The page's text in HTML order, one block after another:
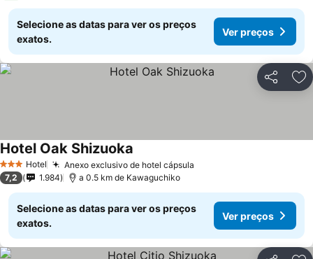
Selecione as datas para ver os preços
exatos.
Ver preços
Partilhar
3 EstrelasHotel Anexo exclusivo de hotel cápsula
Hotel Oak Shizuoka
7,2 1.984 a 0.5 km de Kawaguchiko
Selecione as datas para ver os preços
exatos.
Ver preços